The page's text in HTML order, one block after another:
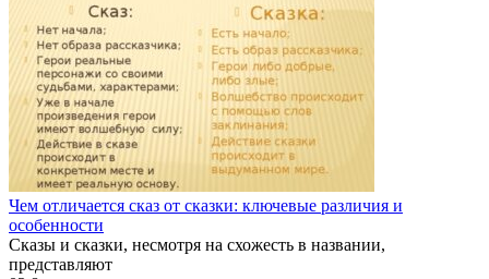
Чем отличается сказ от сказки: ключевые различия и
особенности
Сказы и сказки, несмотря на схожесть в названии,
представляют